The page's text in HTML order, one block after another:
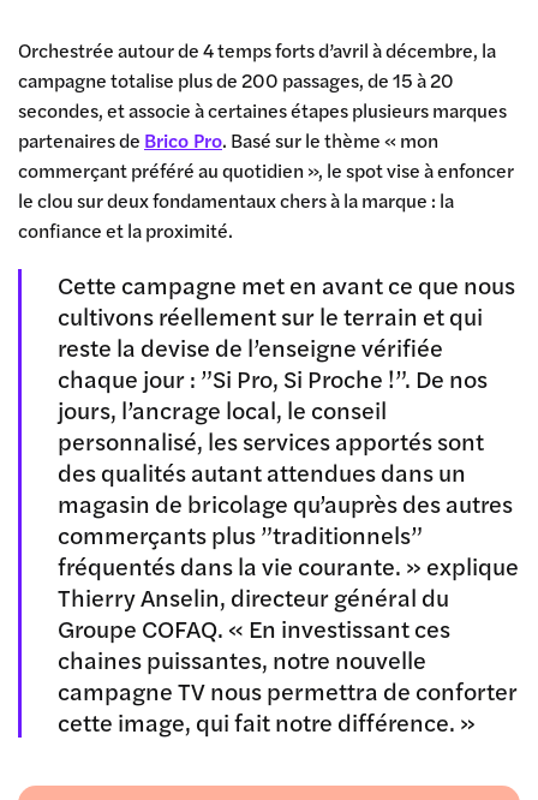
Orchestrée autour de 4 temps forts d’avril à décembre, la
campagne totalise plus de 200 passages, de 15 à 20
secondes, et associe à certaines étapes plusieurs marques
partenaires de Brico Pro. Basé sur le thème « mon
commerçant préféré au quotidien », le spot vise à enfoncer
le clou sur deux fondamentaux chers à la marque : la
confiance et la proximité.
Cette campagne met en avant ce que nous
cultivons réellement sur le terrain et qui
reste la devise de l’enseigne vérifiée
chaque jour : ”Si Pro, Si Proche !”. De nos
jours, l’ancrage local, le conseil
personnalisé, les services apportés sont
des qualités autant attendues dans un
magasin de bricolage qu’auprès des autres
commerçants plus ”traditionnels”
fréquentés dans la vie courante. » explique
Thierry Anselin, directeur général du
Groupe COFAQ. « En investissant ces
chaines puissantes, notre nouvelle
campagne TV nous permettra de conforter
cette image, qui fait notre différence. »